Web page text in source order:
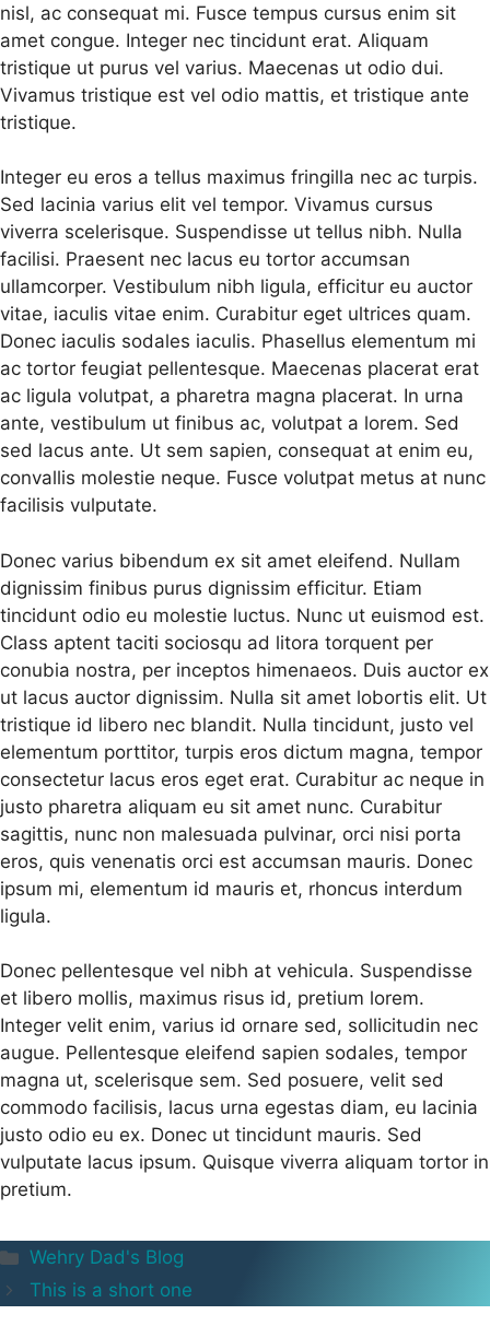
nisl, ac consequat mi. Fusce tempus cursus enim sit
amet congue. Integer nec tincidunt erat. Aliquam
tristique ut purus vel varius. Maecenas ut odio dui.
Vivamus tristique est vel odio mattis, et tristique ante
tristique.
Integer eu eros a tellus maximus fringilla nec ac turpis.
Sed lacinia varius elit vel tempor. Vivamus cursus
viverra scelerisque. Suspendisse ut tellus nibh. Nulla
facilisi. Praesent nec lacus eu tortor accumsan
ullamcorper. Vestibulum nibh ligula, efficitur eu auctor
vitae, iaculis vitae enim. Curabitur eget ultrices quam.
Donec iaculis sodales iaculis. Phasellus elementum mi
ac tortor feugiat pellentesque. Maecenas placerat erat
ac ligula volutpat, a pharetra magna placerat. In urna
ante, vestibulum ut finibus ac, volutpat a lorem. Sed
sed lacus ante. Ut sem sapien, consequat at enim eu,
convallis molestie neque. Fusce volutpat metus at nunc
facilisis vulputate.
Donec varius bibendum ex sit amet eleifend. Nullam
dignissim finibus purus dignissim efficitur. Etiam
tincidunt odio eu molestie luctus. Nunc ut euismod est.
Class aptent taciti sociosqu ad litora torquent per
conubia nostra, per inceptos himenaeos. Duis auctor ex
ut lacus auctor dignissim. Nulla sit amet lobortis elit. Ut
tristique id libero nec blandit. Nulla tincidunt, justo vel
elementum porttitor, turpis eros dictum magna, tempor
consectetur lacus eros eget erat. Curabitur ac neque in
justo pharetra aliquam eu sit amet nunc. Curabitur
sagittis, nunc non malesuada pulvinar, orci nisi porta
eros, quis venenatis orci est accumsan mauris. Donec
ipsum mi, elementum id mauris et, rhoncus interdum
ligula.
Donec pellentesque vel nibh at vehicula. Suspendisse
et libero mollis, maximus risus id, pretium lorem.
Integer velit enim, varius id ornare sed, sollicitudin nec
augue. Pellentesque eleifend sapien sodales, tempor
magna ut, scelerisque sem. Sed posuere, velit sed
commodo facilisis, lacus urna egestas diam, eu lacinia
justo odio eu ex. Donec ut tincidunt mauris. Sed
vulputate lacus ipsum. Quisque viverra aliquam tortor in
pretium.
Categories
Wehry Dad's Blog
This is a short one